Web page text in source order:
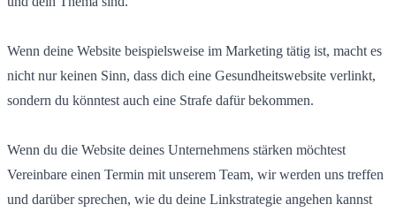
Wenn deine Website beispielsweise im Marketing tätig ist, macht es
nicht nur keinen Sinn, dass dich eine Gesundheitswebsite verlinkt,
sondern du könntest auch eine Strafe dafür bekommen.
Wenn du die Website deines Unternehmens stärken möchtest
Vereinbare einen Termin mit unserem Team, wir werden uns treffen
und darüber sprechen, wie du deine Linkstrategie angehen kannst